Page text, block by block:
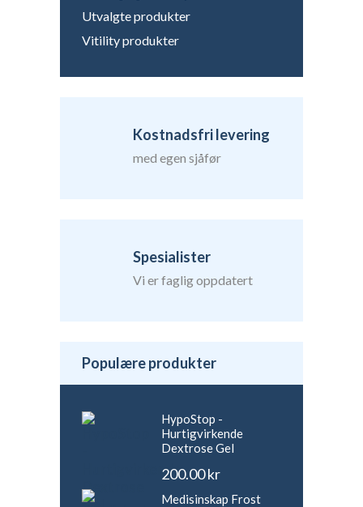
Utvalgte produkter
Vitility produkter
Kostnadsfri levering
med egen sjåfør
Spesialister
Vi er faglig oppdatert
Populære produkter
HypoStop -
Hurtigvirkende
Dextrose Gel
200.00kr
Medisinskap Frost